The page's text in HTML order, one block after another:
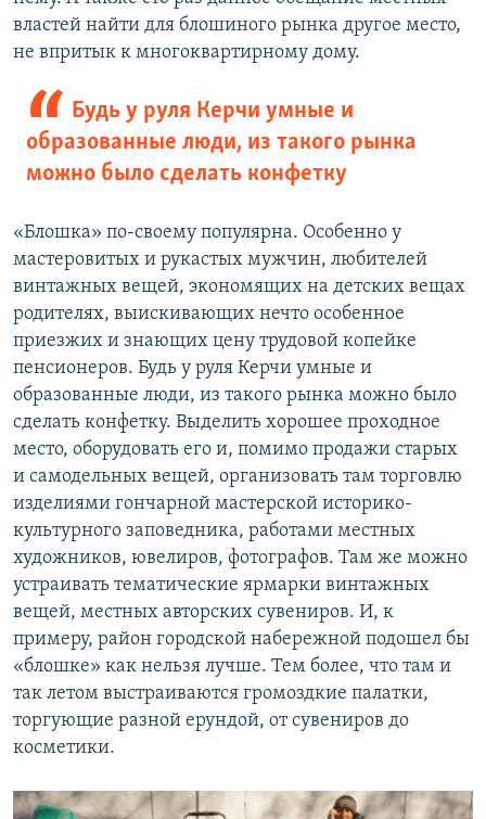
властей найти для блошиного рынка другое место,
не впритык к многоквартирному дому.
Будь у руля Керчи умные и
образованные люди, из такого рынка
можно было сделать конфетку
«Блошка» по-своему популярна. Особенно у
мастеровитых и рукастых мужчин, любителей
винтажных вещей, экономящих на детских вещах
родителях, выискивающих нечто особенное
приезжих и знающих цену трудовой копейке
пенсионеров. Будь у руля Керчи умные и
образованные люди, из такого рынка можно было
сделать конфетку. Выделить хорошее проходное
место, оборудовать его и, помимо продажи старых
и самодельных вещей, организовать там торговлю
изделиями гончарной мастерской историко-
культурного заповедника, работами местных
художников, ювелиров, фотографов. Там же можно
устраивать тематические ярмарки винтажных
вещей, местных авторских сувениров. И, к
примеру, район городской набережной подошел бы
«блошке» как нельзя лучше. Тем более, что там и
так летом выстраиваются громоздкие палатки,
торгующие разной ерундой, от сувениров до
косметики.